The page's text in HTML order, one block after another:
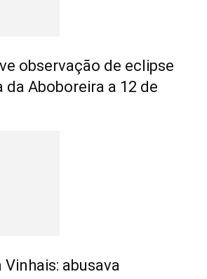
observação de eclipse
da Aboboreira a 12 de
abusava